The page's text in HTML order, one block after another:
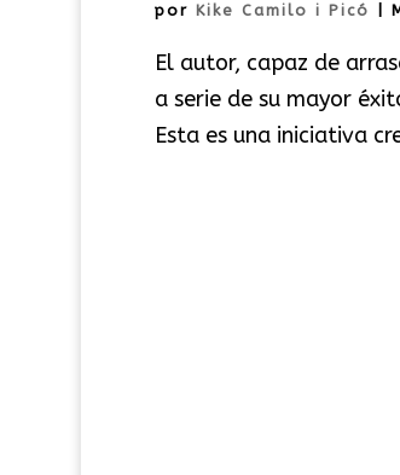
por Kike Camilo i Picó
El autor, capaz de
a serie de su mayor
Esta es una iniciativa